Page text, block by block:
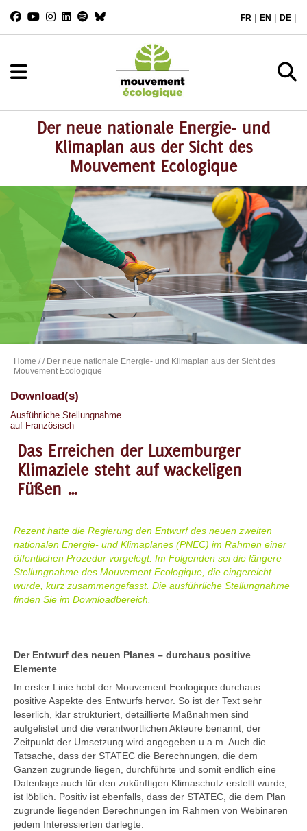
FR | EN | DE |
Der neue nationale Energie- und
Klimaplan aus der Sicht des
Mouvement Ecologique
Home // Der neue nationale Energie- und Klimaplan aus der Sicht des
Mouvement Ecologique
Download(s)
Ausführliche Stellungnahme
auf Französisch
Das Erreichen der Luxemburger
Klimaziele steht auf wackeligen
Füßen …
Rezent hatte die Regierung den Entwurf des neuen zweiten
nationalen Energie- und Klimaplanes (PNEC) im Rahmen einer
öffentlichen Prozedur vorgelegt. Im Folgenden sei die längere
Stellungnahme des Mouvement Ecologique, die eingereicht
wurde, kurz zusammengefasst. Die ausführliche Stellungnahme
finden Sie im Downloadbereich.
Der Entwurf des neuen Planes – durchaus positive
Elemente
In erster Linie hebt der Mouvement Ecologique durchaus
positive Aspekte des Entwurfs hervor. So ist der Text sehr
leserlich, klar strukturiert, detaillierte Maßnahmen sind
aufgelistet und die verantwortlichen Akteure benannt, der
Zeitpunkt der Umsetzung wird angegeben u.a.m. Auch die
Tatsache, dass der STATEC die Berechnungen, die dem
Ganzen zugrunde liegen, durchführte und somit endlich eine
Datenlage auch für den zukünftigen Klimaschutz erstellt wurde,
ist löblich. Positiv ist ebenfalls, dass der STATEC, die dem Plan
zugrunde liegenden Berechnungen im Rahmen von Webinaren
jedem Interessierten darlegte.